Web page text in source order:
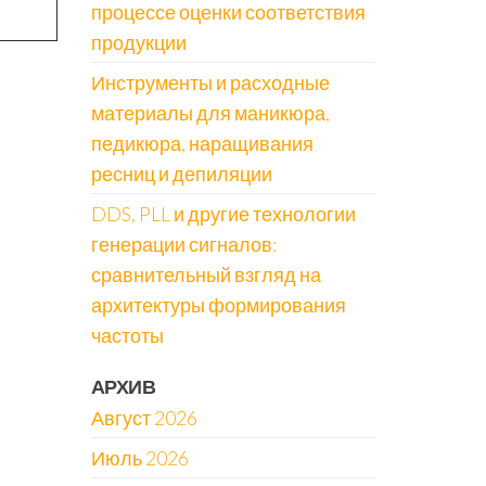
процессе оценки соответствия
продукции
Инструменты и расходные
материалы для маникюра,
педикюра, наращивания
ресниц и депиляции
DDS, PLL и другие технологии
генерации сигналов:
сравнительный взгляд на
архитектуры формирования
частоты
АРХИВ
Август 2026
Июль 2026